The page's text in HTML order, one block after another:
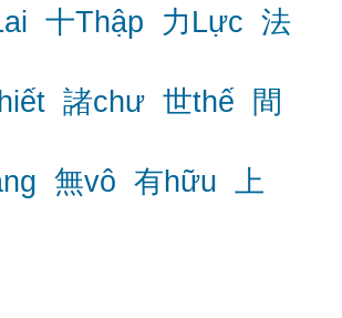
十Thập 力Lực 法
諸chư 世thế
間
無vô 有hữu 上